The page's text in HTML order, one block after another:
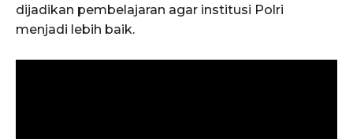
dijadikan pembelajaran agar institusi Polri
menjadi lebih baik.